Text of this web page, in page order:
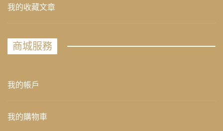
我的收藏文章
商城服務
我的帳戶
我的購物車